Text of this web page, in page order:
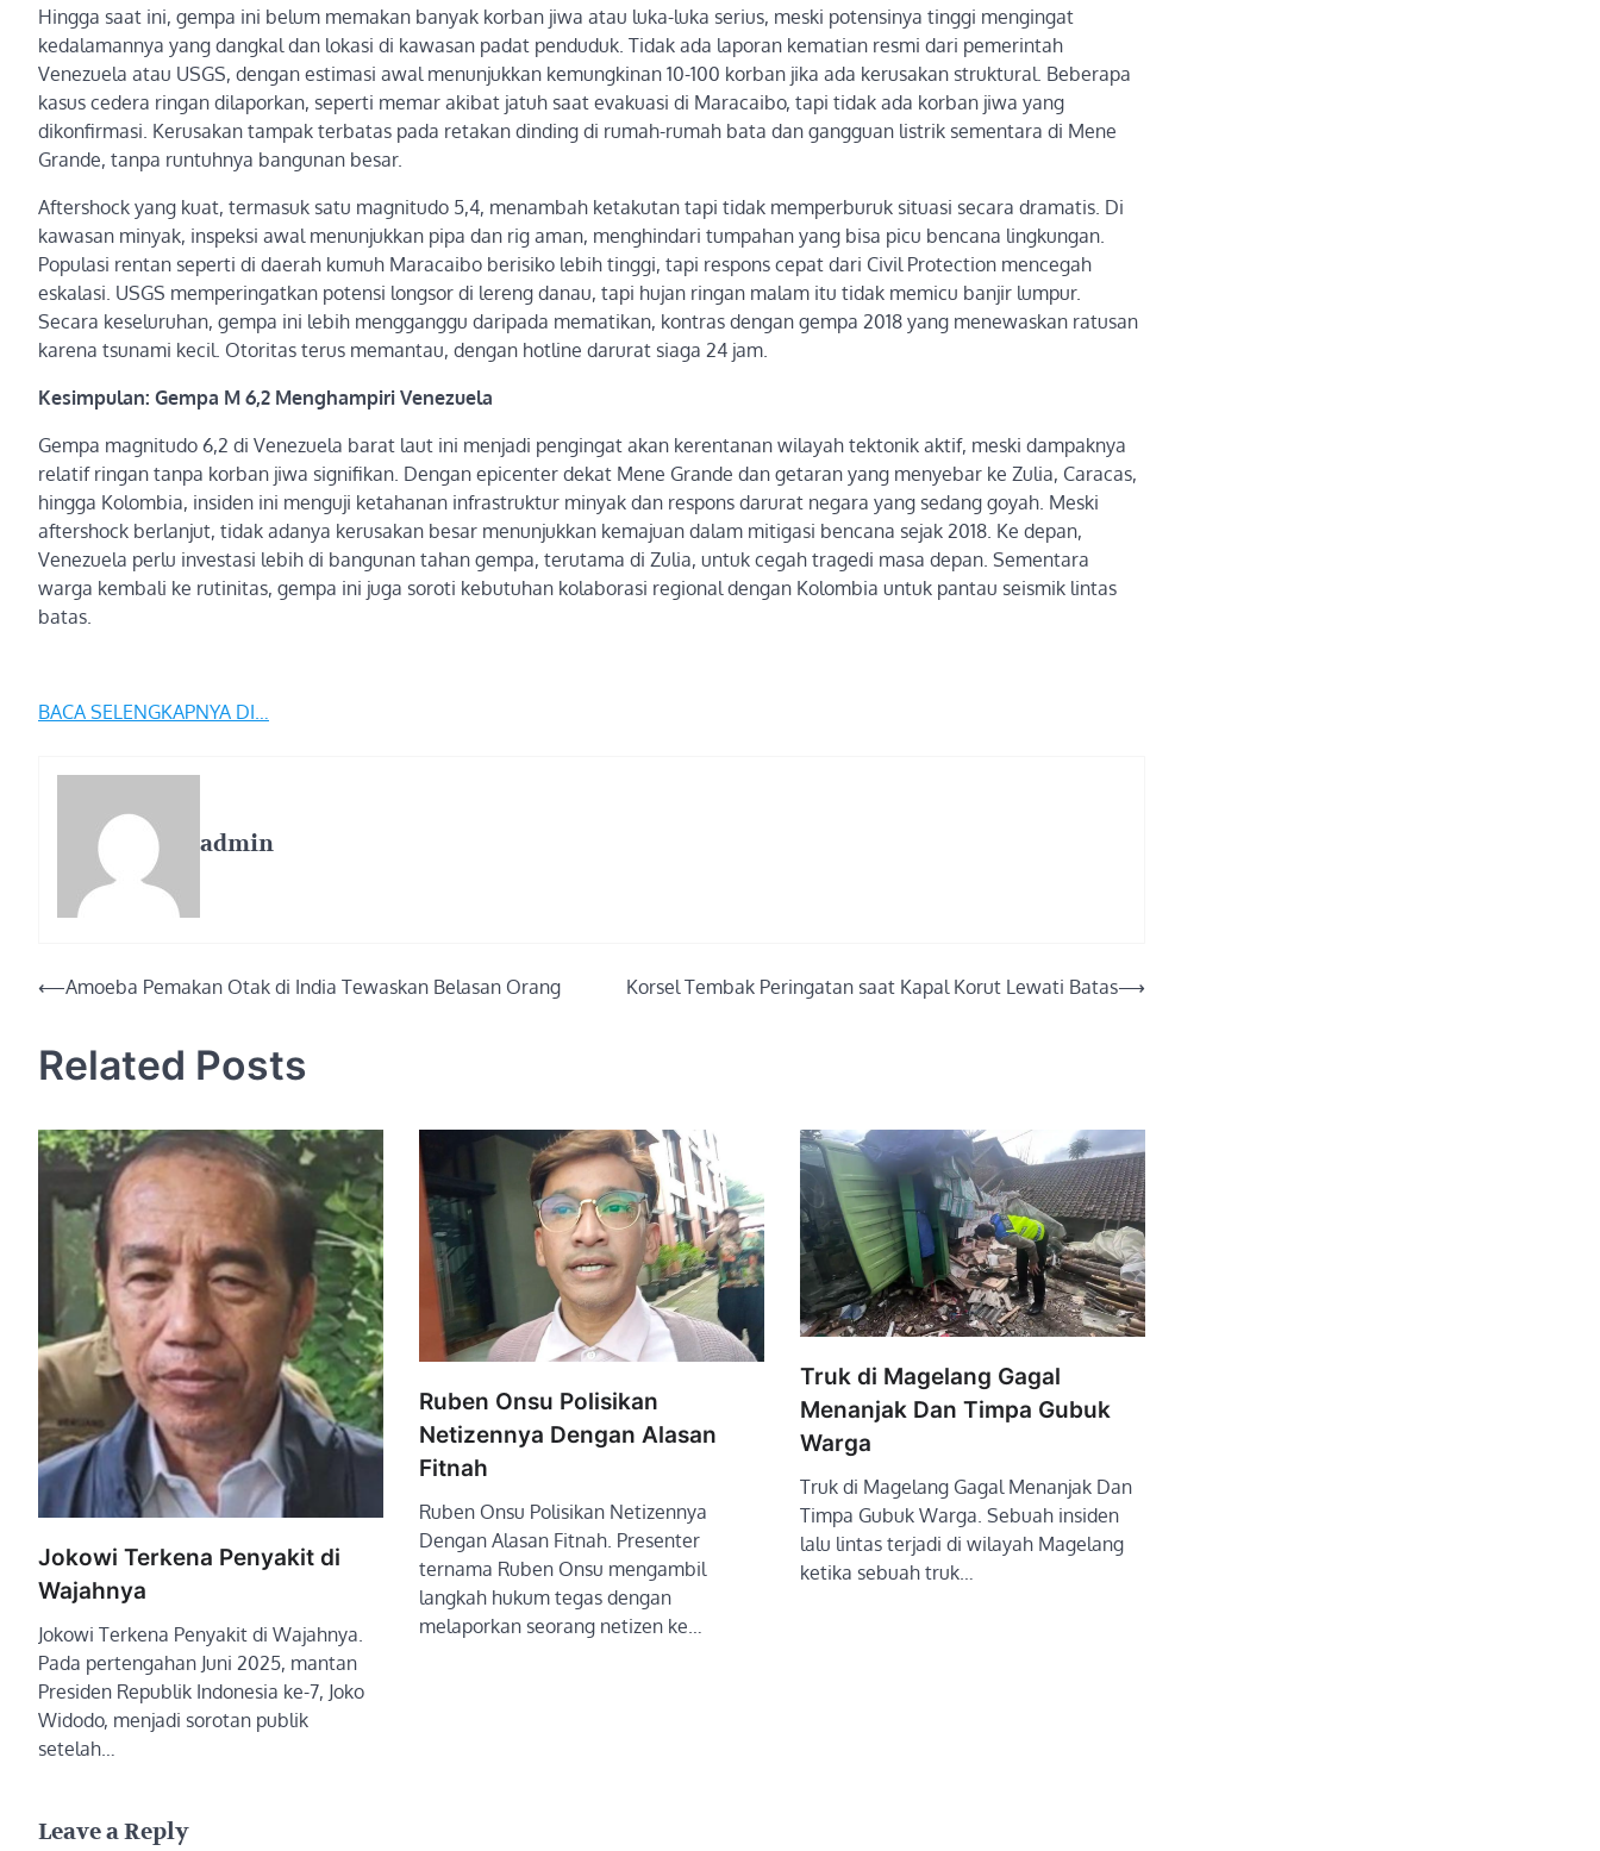
Hingga saat ini, gempa ini belum memakan banyak korban jiwa atau luka-luka serius, meski potensinya tinggi mengingat
kedalamannya yang dangkal dan lokasi di kawasan padat penduduk. Tidak ada laporan kematian resmi dari pemerintah
Venezuela atau USGS, dengan estimasi awal menunjukkan kemungkinan 10-100 korban jika ada kerusakan struktural. Beberapa
kasus cedera ringan dilaporkan, seperti memar akibat jatuh saat evakuasi di Maracaibo, tapi tidak ada korban jiwa yang
dikonfirmasi. Kerusakan tampak terbatas pada retakan dinding di rumah-rumah bata dan gangguan listrik sementara di Mene
Grande, tanpa runtuhnya bangunan besar.
Aftershock yang kuat, termasuk satu magnitudo 5,4, menambah ketakutan tapi tidak memperburuk situasi secara dramatis. Di
kawasan minyak, inspeksi awal menunjukkan pipa dan rig aman, menghindari tumpahan yang bisa picu bencana lingkungan.
Populasi rentan seperti di daerah kumuh Maracaibo berisiko lebih tinggi, tapi respons cepat dari Civil Protection mencegah
eskalasi. USGS memperingatkan potensi longsor di lereng danau, tapi hujan ringan malam itu tidak memicu banjir lumpur.
Secara keseluruhan, gempa ini lebih mengganggu daripada mematikan, kontras dengan gempa 2018 yang menewaskan ratusan
karena tsunami kecil. Otoritas terus memantau, dengan hotline darurat siaga 24 jam.
Kesimpulan: Gempa M 6,2 Menghampiri Venezuela
Gempa magnitudo 6,2 di Venezuela barat laut ini menjadi pengingat akan kerentanan wilayah tektonik aktif, meski dampaknya
relatif ringan tanpa korban jiwa signifikan. Dengan epicenter dekat Mene Grande dan getaran yang menyebar ke Zulia, Caracas,
hingga Kolombia, insiden ini menguji ketahanan infrastruktur minyak dan respons darurat negara yang sedang goyah. Meski
aftershock berlanjut, tidak adanya kerusakan besar menunjukkan kemajuan dalam mitigasi bencana sejak 2018. Ke depan,
Venezuela perlu investasi lebih di bangunan tahan gempa, terutama di Zulia, untuk cegah tragedi masa depan. Sementara
warga kembali ke rutinitas, gempa ini juga soroti kebutuhan kolaborasi regional dengan Kolombia untuk pantau seismik lintas
batas.
BACA SELENGKAPNYA DI…
admin
Post
⟵Amoeba Pemakan Otak di India Tewaskan Belasan Orang Korsel Tembak Peringatan saat Kapal Korut Lewati Batas⟶
Related Posts
Jokowi Terkena Penyakit di
Wajahnya
Jokowi Terkena Penyakit di Wajahnya.
Pada pertengahan Juni 2025, mantan
Presiden Republik Indonesia ke-7, Joko
Widodo, menjadi sorotan publik
setelah…
Ruben Onsu Polisikan
Netizennya Dengan Alasan
Fitnah
Ruben Onsu Polisikan Netizennya
Dengan Alasan Fitnah. Presenter
ternama Ruben Onsu mengambil
langkah hukum tegas dengan
melaporkan seorang netizen ke…
Truk di Magelang Gagal
Menanjak Dan Timpa Gubuk
Warga
Truk di Magelang Gagal Menanjak Dan
Timpa Gubuk Warga. Sebuah insiden
lalu lintas terjadi di wilayah Magelang
ketika sebuah truk…
Leave a Reply